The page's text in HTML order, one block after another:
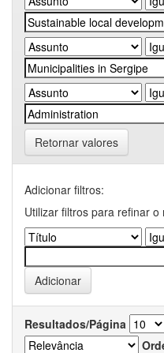
Retornar valores
Adicionar filtros:
Utilizar filtros para refinar
Resultados/Página